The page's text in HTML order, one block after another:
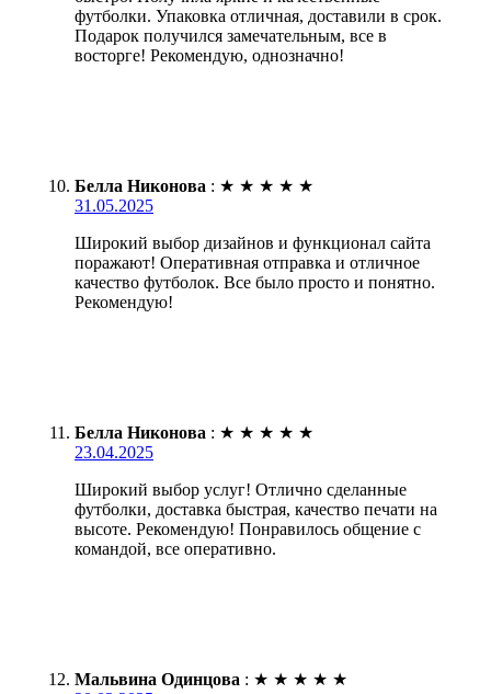
футболки. Упаковка отличная, доставили в срок.
Подарок получился замечательным, все в
восторге! Рекомендую, однозначно!
Белла Никонова : ★ ★ ★ ★ ★
31.05.2025
Широкий выбор дизайнов и функционал сайта
поражают! Оперативная отправка и отличное
качество футболок. Все было просто и понятно.
Рекомендую!
Белла Никонова : ★ ★ ★ ★ ★
23.04.2025
Широкий выбор услуг! Отлично сделанные
футболки, доставка быстрая, качество печати на
высоте. Рекомендую! Понравилось общение с
командой, все оперативно.
Мальвина Одинцова : ★ ★ ★ ★ ★